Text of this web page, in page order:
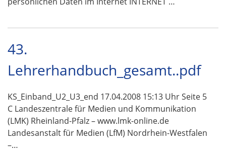
43.
Lehrerhandbuch_gesamt..pdf
KS_Einband_U2_U3_end 17.04.2008 15:13 Uhr Seite 5
C Landeszentrale für Medien und Kommunikation
(LMK) Rheinland-Pfalz – www.lmk-online.de
Landesanstalt für Medien (LfM) Nordrhein-Westfalen
–…